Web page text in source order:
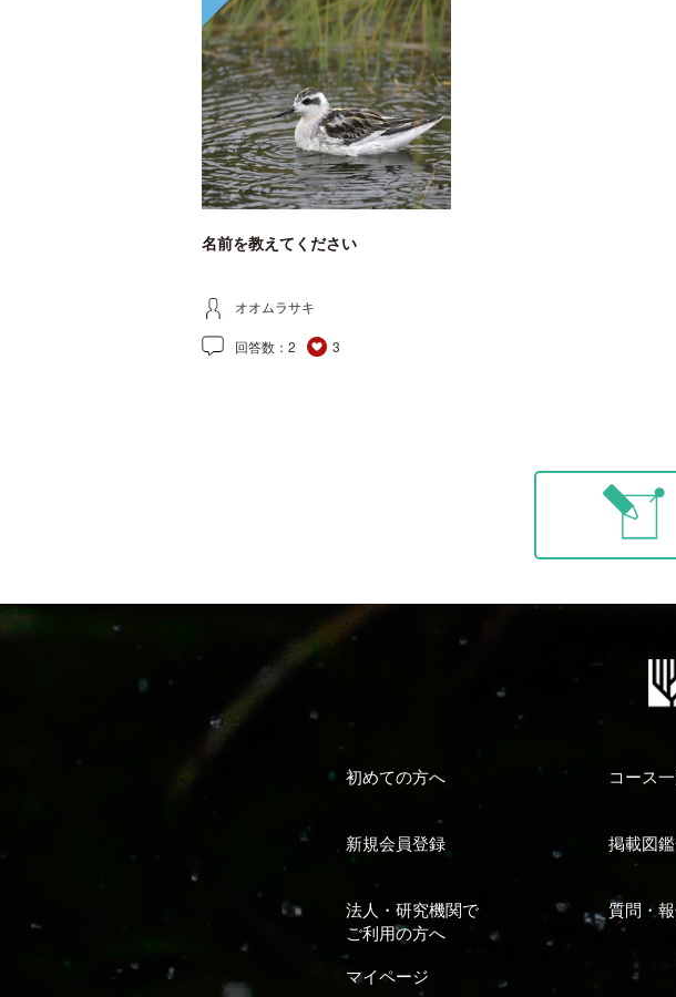
名前を教えてください
オオムラサキ
回答数： 2 3
初めての方へ コース
新規会員登録 掲載図
法人・研究機関で
ご利用の方へ
質問・
マイページ